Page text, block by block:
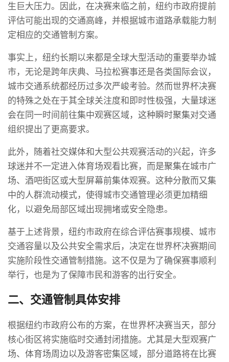
生巨大压力。因此，在决赛来临之前，纽约市政府提前
评估可能出现的交通高峰，并根据城市道路承载能力制
定相应的交通管制方案。
事实上，纽约长期以来都是全球大型活动的重要举办城
市，无论是跨年庆典、马拉松赛事还是各类国际会议，
城市交通系统都经历过多次严峻考验。然而世界杯决赛
的特殊之处在于其全球关注度和即时性极强，大量球迷
会在同一时间前往集中观赛区域，这种瞬时聚集对交通
组织提出了更高要求。
此外，随着社交媒体和大型公共观赛活动的兴起，许多
球迷并不一定进入体育场观看比赛，而是聚集在城市广
场、酒吧街区或大型屏幕前集体观赛。这种分散而又集
中的人群流动模式，使得城市交通管理必须更加精细
化，以避免局部区域出现拥堵或安全隐患。
基于上述背景，纽约市政府在综合评估赛事规模、城市
交通容量以及公共安全需求后，决定在世界杯决赛期间
实施阶段性交通管制措施。这不仅是为了确保赛事顺利
举行，也是为了保障市民和游客的出行安全。
二、交通管制具体安排
根据纽约市政府公布的方案，在世界杯决赛当天，部分
核心街区将实施临时交通封闭措施。尤其是大型观赛广
场、体育场周边以及游客密集区域，部分道路将在比赛